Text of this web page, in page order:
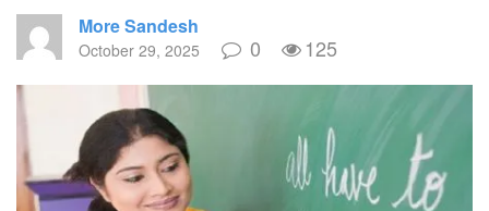
More Sandesh
October 29, 2025 0 125